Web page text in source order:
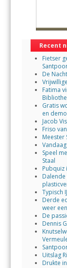
Recent
Fietser
De
Fatima
Gratis
en
Jacob
Friso
Meester
Speel
Staal
Pubquiz
Typisch
Derde
weer
De
Dennis
Uitslag
Drukte